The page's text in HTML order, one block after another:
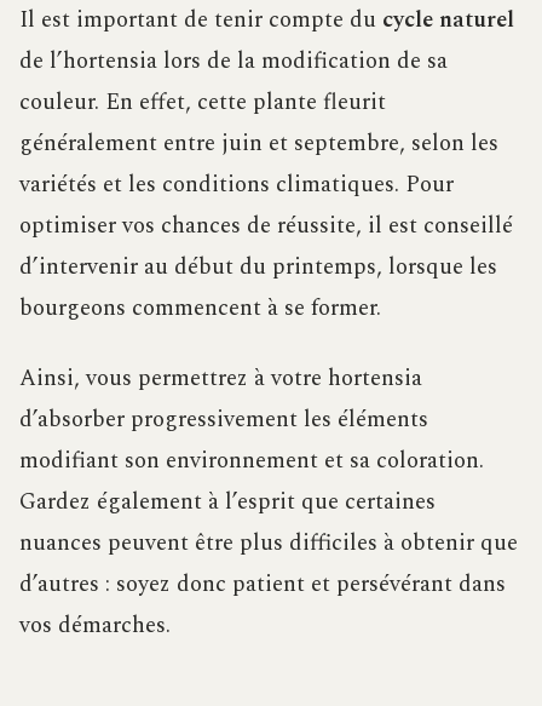
Il est important de tenir compte du cycle naturel
de l’hortensia lors de la modification de sa
couleur. En effet, cette plante fleurit
généralement entre juin et septembre, selon les
variétés et les conditions climatiques. Pour
optimiser vos chances de réussite, il est conseillé
d’intervenir au début du printemps, lorsque les
bourgeons commencent à se former.
Ainsi, vous permettrez à votre hortensia
d’absorber progressivement les éléments
modifiant son environnement et sa coloration.
Gardez également à l’esprit que certaines
nuances peuvent être plus difficiles à obtenir que
d’autres : soyez donc patient et persévérant dans
vos démarches.